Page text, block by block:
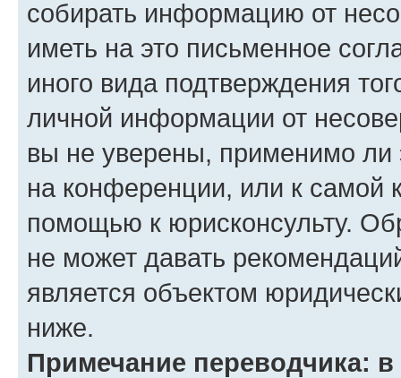
собирать информацию от
иметь на это письменное
иного вида подтверждения
личной информации от
вы не уверены, применимо ли
на конференции, или к самой
помощью к юрисконсульту.
не может давать
является объектом
ниже.
Примечание переводчика: